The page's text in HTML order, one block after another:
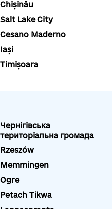
Chișinău
Salt Lake City
Cesano Maderno
Iași
Timișoara
Чернігівська
територіальна громада
Rzeszów
Memmingen
Ogre
Petach Tikwa